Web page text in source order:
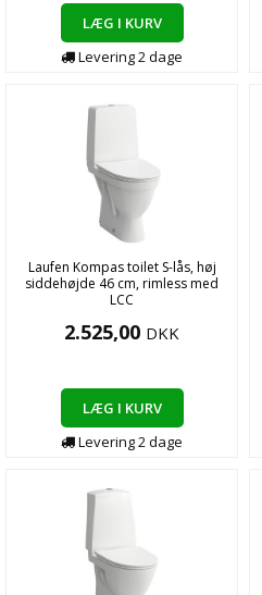
LÆG I KURV
Levering2dage
Laufen Kompas toilet S-lås, høj
siddehøjde 46 cm, rimless med
LCC
2.525,00 DKK
LÆG I KURV
Levering2dage